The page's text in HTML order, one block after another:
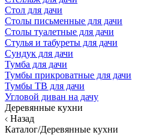
Стол для дачи
Столы письменные для дачи
Столы туалетные для дачи
Стулья и табуреты для дачи
Сундук для дачи
Тумба для дачи
Тумбы прикроватные для дачи
Тумбы ТВ для дачи
Угловой диван на дачу
Деревянные кухни
Назад
Каталог/Деревянные кухни